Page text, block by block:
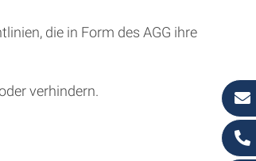
die in Form des AGG ihre
verhindern.